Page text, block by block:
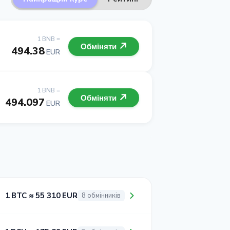
1 BNB =
494.38EUR
Обміняти
1 BNB =
494.097 EUR
Обміняти
1 BTC ≈ 55 310 EUR 8 обмінників